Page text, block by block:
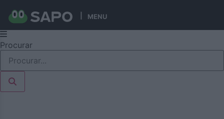
MENU
Pular
para
conteúdo
Procurar